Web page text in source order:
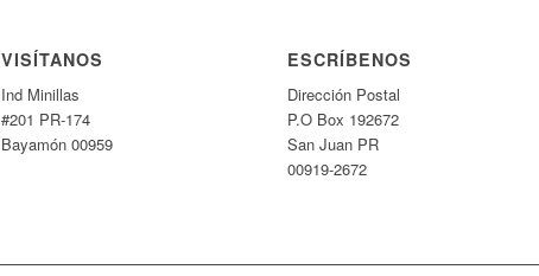
VISÍTANOS
Ind Minillas
#201 PR-174
Bayamón 00959
ESCRÍBENOS
Dirección Postal
P.O Box 192672
San Juan PR
00919-2672